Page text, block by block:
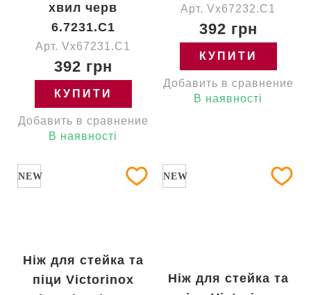
хвил черв
6.7231.C1
Арт. Vx67231.C1
392 грн
КУПИТИ
Добавить в сравнение
В наявності
Арт. Vx67232.C1
392 грн
КУПИТИ
Добавить в сравнение
В наявності
NEW
Ніж для стейка та
піци Victorinox
NEW
Ніж для стейка та